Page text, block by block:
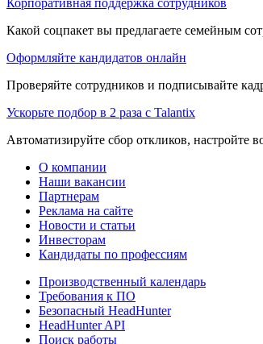
Корпоративная поддержка сотрудников
Какой соцпакет вы предлагаете семейным
Оформляйте кандидатов онлайн
Проверяйте сотрудников и подписывайте
Ускорьте подбор в 2 раза с Talantix
Автоматизируйте сбор откликов, настройте
О компании
Наши вакансии
Партнерам
Реклама на сайте
Новости и статьи
Инвесторам
Кандидаты по профессиям
Производственный календарь
Требования к ПО
Безопасный HeadHunter
HeadHunter API
Поиск работы